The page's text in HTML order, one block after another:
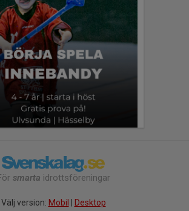
smarta idrottsföreningar
Välj version: Mobil | Desktop